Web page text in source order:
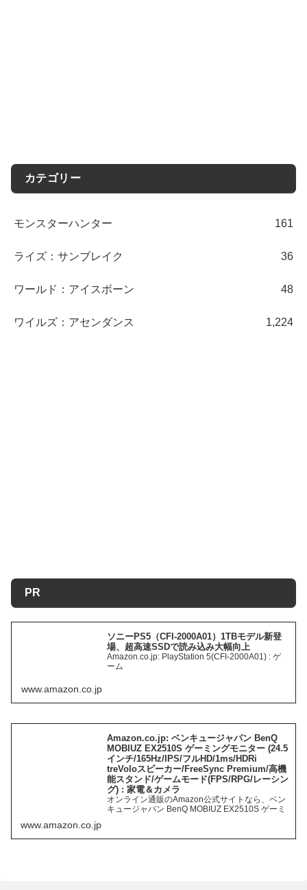
カテゴリー
モンスターハンター 161
ライズ：サンブレイク 36
ワールド：アイスボーン 48
ワイルズ：アセンダンス 1,224
PR
ソニーPS5（CFI-2000A01）1TBモデル新登
場、超高速SSDで読み込み大幅向上
Amazon.co.jp: PlayStation 5(CFI-2000A01) : ゲ
ーム
www.amazon.co.jp
Amazon.co.jp: ベンキュージャパン BenQ
MOBIUZ EX2510S ゲーミングモニター (24.5
インチ/165Hz/IPS/フルHD/1ms/HDRi
treVoloスピーカー/FreeSync Premium/高機
能スタンド/ゲームモード(FPS/RPG/レーシン
グ) : 家電＆カメラ
オンライン通販のAmazon公式サイトなら、ベン
キュージャパン BenQ MOBIUZ EX2510S ゲーミ
ングモニター (24.5インチ/165Hz/IPS/フル
Pre…
www.amazon.co.jp